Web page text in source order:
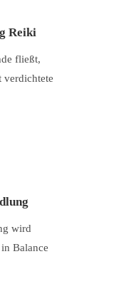
Reiki
fließt,
verdichtete
wird
Balance